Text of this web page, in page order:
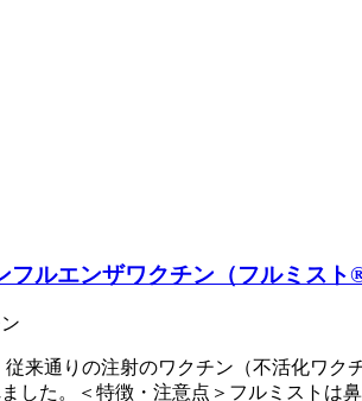
フルエンザワクチン（フルミスト
従来通りの注射のワクチン（不活化ワ
した。＜特徴・注意点＞フルミストは